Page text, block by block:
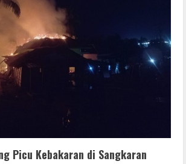
Picu Kebakaran di Sangkaran